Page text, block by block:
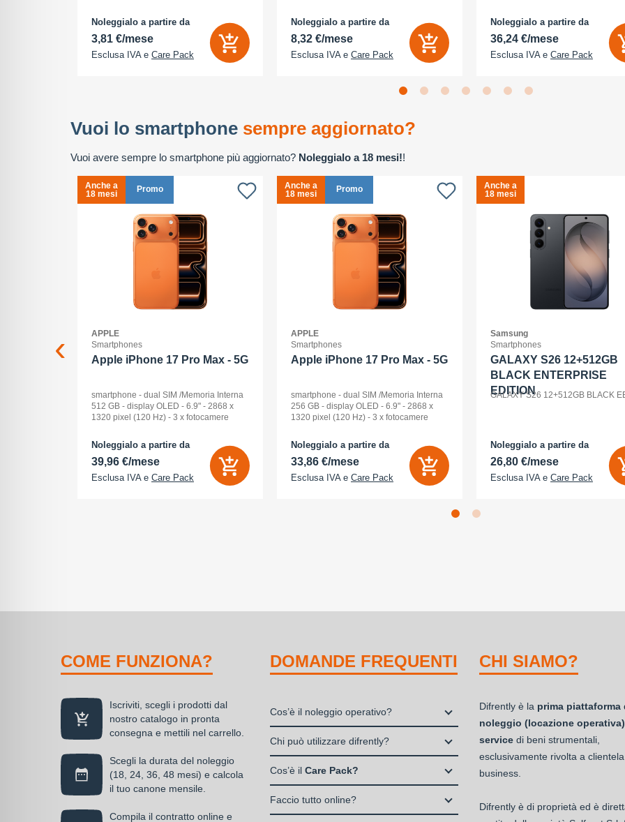
Noleggialo a partire da
3,81 €/mese
Esclusa IVA e Care Pack
Noleggialo a partire da
8,32 €/mese
Esclusa IVA e Care Pack
Noleggialo a partire da
36,24 €/mese
Esclusa IVA e Care Pack
Vuoi lo smartphone sempre aggiornato?
Vuoi avere sempre lo smartphone più aggiornato? Noleggialo a 18 mesi!!
Anche a
18 mesi
Promo
APPLE
Smartphones
Apple iPhone 17 Pro Max - 5G
smartphone - dual SIM /Memoria Interna
512 GB - display OLED - 6.9" - 2868 x
1320 pixel (120 Hz) - 3 x fotocamere
camera 18 Megapixel - arancione
cosmico
Noleggialo a partire da
39,96 €/mese
Esclusa IVA e Care Pack
Anche a
18 mesi
Promo
APPLE
Smartphones
Apple iPhone 17 Pro Max - 5G
smartphone - dual SIM /Memoria Interna
256 GB - display OLED - 6.9" - 2868 x
1320 pixel (120 Hz) - 3 x fotocamere
camera 18 Megapixel - arancione
cosmico
Noleggialo a partire da
33,86 €/mese
Esclusa IVA e Care Pack
Anche a
18 mesi
Samsung
Smartphones
GALAXY S26 12+512GB
BLACK ENTERPRISE
EDITION
GALAXY S26 12+512GB BLACK
Noleggialo a partire da
26,80 €/mese
Esclusa IVA e Care Pack
COME FUNZIONA?
Iscriviti, scegli i prodotti dal
nostro catalogo in pronta
consegna e mettili nel carrello.
Scegli la durata del noleggio
(18, 24, 36, 48 mesi) e calcola
il tuo canone mensile.
Compila il contratto online e
DOMANDE FREQUENTI
Cos’è il noleggio operativo?
Il noleggio, o locazione operativa, è una
disponibilità di un bene strumentale utile
alla propria attività a fronte del pagamento
di un canone fisso periodico.
Chi può utilizzare difrently?
Liberi Professionisti e Studi Associati
S.n.c., S.a.s.)
Società di Capitali (S.p.A., S.r.l.)
Cos’è il Care Pack?
Il Care Pack è un servizio che include:
Faccio tutto online?
CHI SIAMO?
Difrently è la prima piattaforma
noleggio (locazione
service di beni strumentali,
esclusivamente rivolta a clientela
business.
Difrently è di proprietà ed è